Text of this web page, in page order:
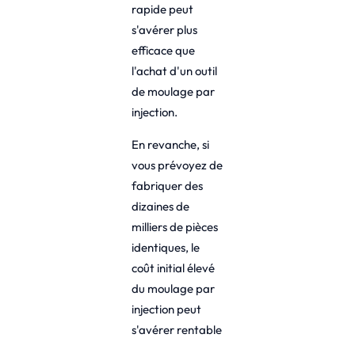
rapide peut
s'avérer plus
efficace que
l'achat d'un outil
de moulage par
injection.
En revanche, si
vous prévoyez de
fabriquer des
dizaines de
milliers de pièces
identiques, le
coût initial élevé
du moulage par
injection peut
s'avérer rentable